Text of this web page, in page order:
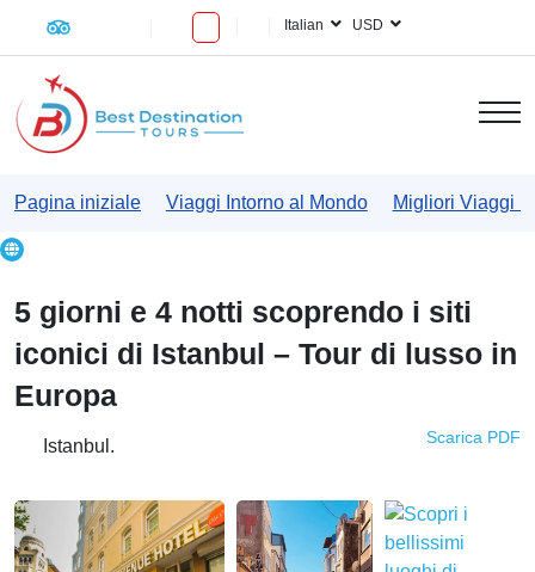
Italian USD
Pagina iniziale Viaggi Intorno al Mondo Migliori Viaggi
5 giorni e 4 notti scoprendo i siti
iconici di Istanbul – Tour di lusso in
Europa
Istanbul. Scarica PDF